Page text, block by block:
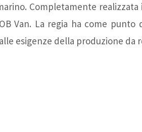
Completamente
Van. La regia ha come
esigenze della produzione da